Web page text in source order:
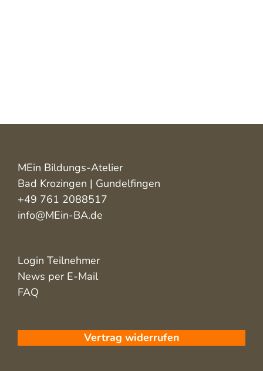
MEin Bildungs-Atelier
Bad Krozingen | Gundelfingen
+49 761 2088517
info@MEin-BA.de
Login Teilnehmer
News per E-Mail
FAQ
Vertrag widerrufen